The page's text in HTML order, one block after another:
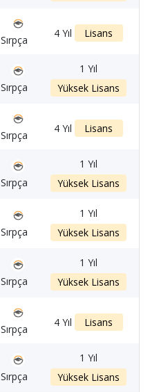
Sırpça
4 Yıl Lisans
Sırpça
1 Yıl
Yüksek Lisans
Sırpça
4 Yıl Lisans
Sırpça
1 Yıl
Yüksek Lisans
Sırpça
1 Yıl
Yüksek Lisans
Sırpça
1 Yıl
Yüksek Lisans
Sırpça
4 Yıl Lisans
Sırpça
1 Yıl
Yüksek Lisans